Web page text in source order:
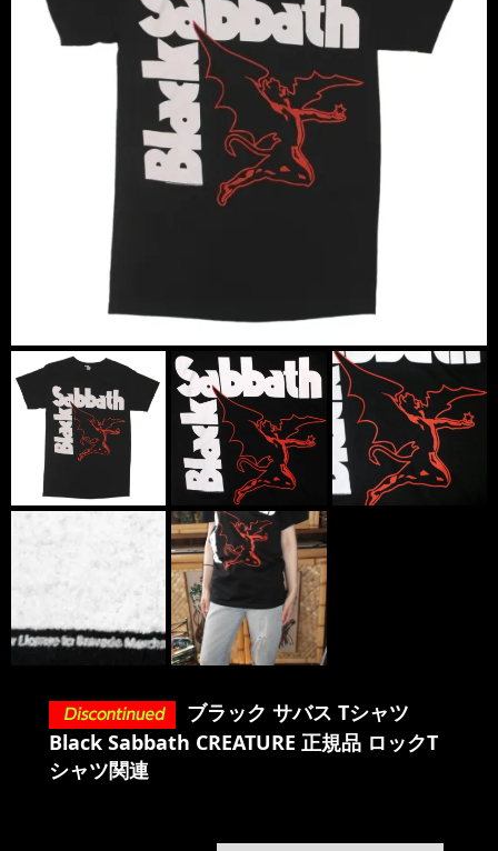
ブラック サバス Tシャツ
Black Sabbath CREATURE 正規品 ロックT
シャツ関連